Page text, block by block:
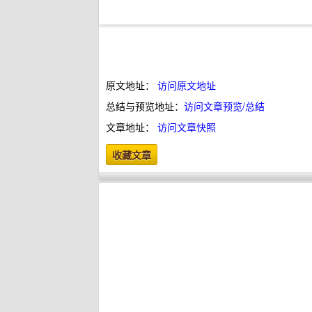
原文地址： 访问原文地址
总结与预览地址： 访问文章预览/总结
文章地址： 访问文章快照